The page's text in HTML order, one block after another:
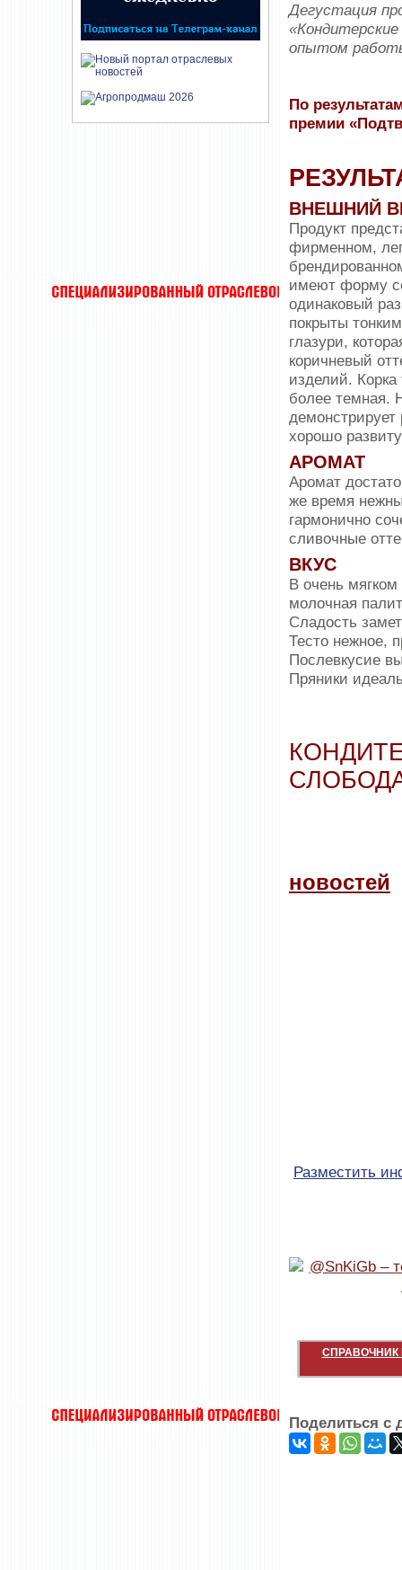
Дегустация
опытом
По
премии
ВНЕШНИЙ
Продукт
фирменном,
имеют форму
одинаковый
покрыты
глазури,
коричневый
изделий. Корка
более темная.
хорошо
АРОМАТ
Аромат
же время
гармонично
сливочные
ВКУС
В очень
молочная
Сладость
Тесто нежное,
Послевкусие
Пряники
новостей
Разместить
СПРАВОЧНИК
Поделиться с